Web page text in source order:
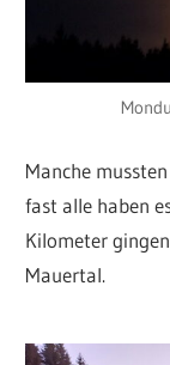
Manche
fast alle haben
Kilometer
Mauertal.